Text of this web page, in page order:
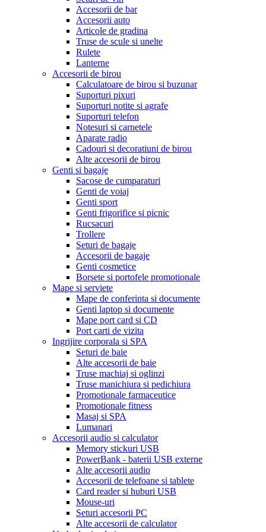
Accesorii de bar
Accesorii auto
Articole de gradina
Truse de scule si unelte
Rulete
Lanterne
Accesorii de birou
Calculatoare de birou si buzunar
Suporturi pixuri
Suporturi notite si agrafe
Suporturi telefon
Notesuri si carnetele
Aparate radio
Cadouri si decoratiuni de birou
Alte accesorii de birou
Genti si bagaje
Sacose de cumparaturi
Genti de voiaj
Genti sport
Genti frigorifice si picnic
Rucsacuri
Trollere
Seturi de bagaje
Accesorii de bagaje
Genti cosmetice
Borsete si portofele promotionale
Mape si serviete
Mape de conferinta si documente
Genti laptop si documente
Mape port card si CD
Port carti de vizita
Ingrijire corporala si SPA
Seturi de baie
Alte accesorii de baie
Truse machiaj si oglinzi
Truse manichiura si pedichiura
Promotionale farmaceutice
Promotionale fitness
Masaj si SPA
Lumanari
Accesorii audio si calculator
Memory stickuri USB
PowerBank - baterii USB externe
Alte accesorii audio
Accesorii de telefoane si tablete
Card reader si huburi USB
Mouse-uri
Seturi accesorii PC
Alte accesorii de calculator